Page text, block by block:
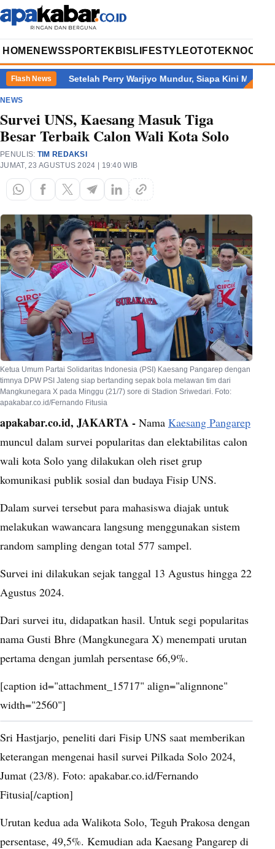
HOME NEWSSPORT EKBIS LIFESTYLEOTOTEKNOOPINI
Flash NewsSetelah Perry Warjiyo Mundur, Siapa Kini
NEWS
Survei UNS, Kaesang Masuk Tiga
Besar Terbaik Calon Wali Kota Solo
PENULIS: TIM REDAKSI
JUMAT, 23 AGUSTUS 2024 | 19:40 WIB
Ketua Umum Partai Solidaritas Indonesia (PSI) Kaesang Pangarep dengan
timnya DPW PSI Jateng siap bertanding sepak bola melawan tim dari
Mangkunegara X pada Minggu (21/7) sore di Stadion Sriwedari. Foto:
apakabar.co.id/Fernando Fitusia
apakabar.co.id, JAKARTA - Nama Kaesang Pangarep
muncul dalam survei popularitas dan elektabilitas calon
wali kota Solo yang dilakukan oleh riset grup
komunikasi publik sosial dan budaya Fisip UNS.
Dalam survei tersebut para mahasiswa diajak untuk
melakukan wawancara langsung menggunakan sistem
random sampling dengan total 577 sampel.
Survei ini dilakukan sejak tanggal 13 Agustus hingga 22
Agustus 2024.
Dari survei itu, didapatkan hasil. Untuk segi popularitas
nama Gusti Bhre (Mangkunegara X) menempati urutan
pertama dengan jumlah persentase 66,9%.
[caption id="attachment_15717" align="alignnone"
width="2560"]
Sri Hastjarjo, peneliti dari Fisip UNS saat memberikan
keterangan mengenai hasil survei Pilkada Solo 2024,
Jumat (23/8). Foto: apakabar.co.id/Fernando
Fitusia[/caption]
Urutan kedua ada Walikota Solo, Teguh Prakosa dengan
persentase, 49,5%. Kemudian ada Kaesang Pangarep di